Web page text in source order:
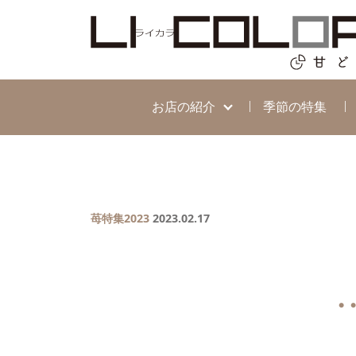
お店の紹介 季節の特集
苺特集2023 2023.02.17
●